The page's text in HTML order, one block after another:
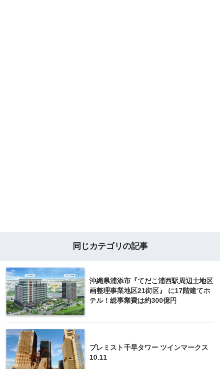
同じカテゴリの記事
沖縄県浦添市『てだこ浦西駅周辺土地区
画整理事業地区21街区』 に17階建てホ
テル！総事業費は約300億円
プレミスト千早タワー ツインマークス
10.11